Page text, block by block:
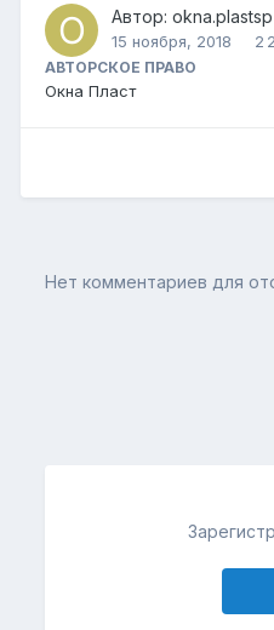
Автор: okna.plastsp
15 ноября, 2018 2
АВТОРСКОЕ ПРАВО
Окна Пласт
Нет комментариев для